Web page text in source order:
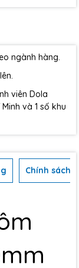
ngành hàng.
viên Dola
và 1 số khu
Chính sách